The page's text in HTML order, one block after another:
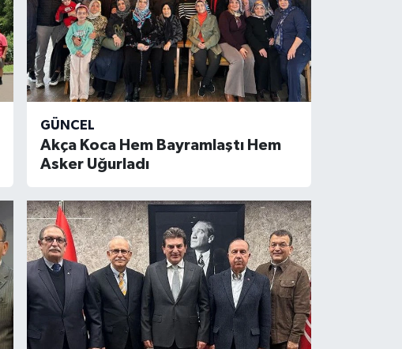
GÜNCEL
Akça Koca Hem Bayramlaştı Hem
Asker Uğurladı